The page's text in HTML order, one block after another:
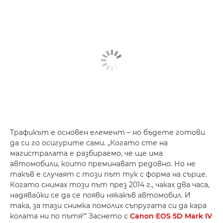
Трафикът е основен елемент – но бъдете готови
да си го осигурите сами. „Когато сте на
магистралата е разбираемо, че ще има
автомобили, които преминават редовно. Но не
такъв е случаят с този път тук с форма на сърце.
Когато снимах този път през 2014 г., чаках два часа,
надявайки се да се появи някакъв автомобил. И
така, за тази снимка помолих съпругата си да кара
колата ни по пътя!“ Заснето с Canon EOS 5D Mark IV